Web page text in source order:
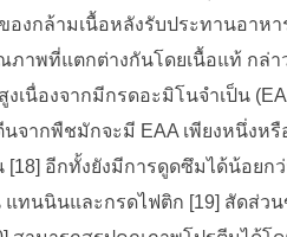
งกล้ามเนื้อหลังรับประทานอาห
ภาพที่แตกต่างกันโดยเนื้อแท้ กล่
เนื่องจากมีกรดอะมิโนจำเป็น
จากพืชมักจะมี EAA เพียงหนึ่ง
อีกทั้งยังมีการดูดซึมได้น้อยก
ทนนินและกรดไฟติก [19] สัดส่ว